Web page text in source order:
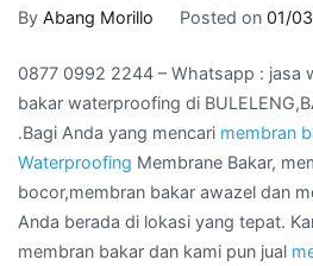
0877
2244
–
Whatsapp
jasa
waterproofing
membran
By Abang Morillo Posted on 01/
0877 0992 2244 – Whatsapp : jasa
bakar waterproofing di
.Bagi Anda yang mencari membran
Waterproofing Membrane Bakar,
bocor,membran bakar awazel dan
Anda berada di lokasi yang tepat.
membran bakar dan kami pun jual